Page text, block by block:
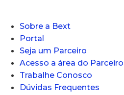
Sobre a Bext
Portal
Seja um Parceiro
Acesso a área do Parceiro
Trabalhe Conosco
Dúvidas Frequentes